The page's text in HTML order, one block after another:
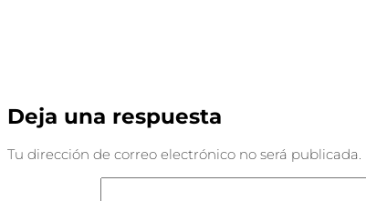
Deja una respuesta
Tu dirección de correo electrónico no será publicada.